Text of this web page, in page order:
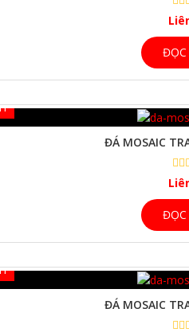
ĐỌC
ĐÁ MOSAIC
ĐỌC
ĐÁ MOSAIC